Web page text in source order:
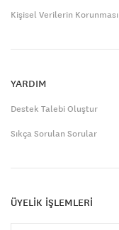
Kişisel Verilerin Korunması
YARDIM
Destek Talebi Oluştur
Sıkça Sorulan Sorular
ÜYELİK İŞLEMLERİ